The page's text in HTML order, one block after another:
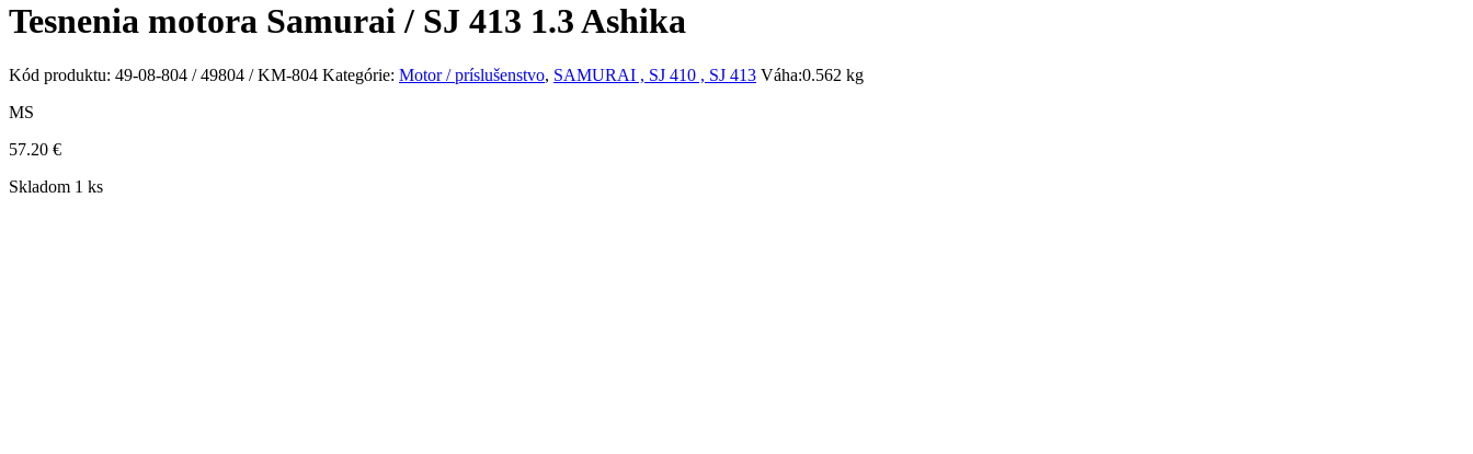
Tesnenia motora Samurai / SJ 413 1.3 Ashika
Kód produktu: 49-08-804 / 49804 / KM-804 Kategórie: Motor / príslušenstvo, SAMURAI , SJ 410 , SJ 413 Váha:0.562 kg
MS
57.20 €
Skladom 1 ks